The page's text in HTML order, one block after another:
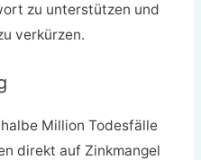
zu unterstützen und
verkürzen.
Million Todesfälle
direkt auf Zinkmangel